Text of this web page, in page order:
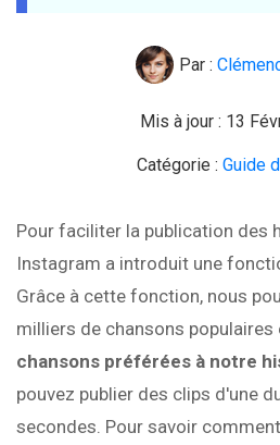
Par :
Mis à jour : 13
Catégorie : Guide
Pour faciliter la publication des
Instagram a introduit une
Grâce à cette fonction, nous
milliers de chansons populaires
chansons préférées à notre
pouvez publier des clips d'une
secondes. Pour savoir comment